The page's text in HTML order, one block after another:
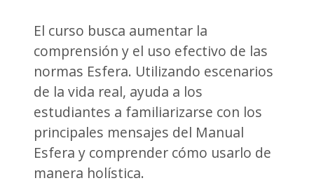
El curso busca aumentar la
comprensión y el uso efectivo de las
normas Esfera. Utilizando escenarios
de la vida real, ayuda a los
estudiantes a familiarizarse con los
principales mensajes del Manual
Esfera y comprender cómo usarlo de
manera holística.